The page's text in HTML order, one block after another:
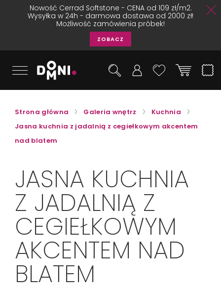
Nowość Cerrad Softstone - CENA od 109 zł/m2.
Wysyłka w 24h - darmowa dostawa od 2000 zł!
Możliwość zamówienia próbek!
ZOBACZ
Strona główna Galeria wnętrz
Kuchnia
Jasna kuchnia z jadalnią z cegiełkowym akcentem
nad blatem
JASNA KUCHNIA
Z JADALNIĄ Z
CEGIEŁKOWYM
AKCENTEM NAD
BLATEM